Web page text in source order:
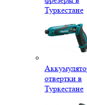
Туркестане
отвертки в
Туркестане